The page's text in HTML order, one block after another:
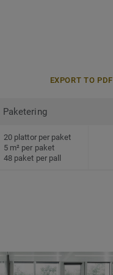
EXPORT TO PDF
Paketering
20 plattor per paket
5 m² per paket
48 paket per pall